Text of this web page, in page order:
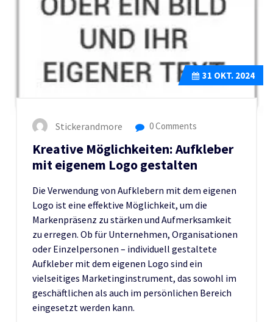
31 OKT. 2024
Stickerandmore 0 Comments
Kreative Möglichkeiten: Aufkleber
mit eigenem Logo gestalten
Die Verwendung von Aufklebern mit dem eigenen
Logo ist eine effektive Möglichkeit, um die
Markenpräsenz zu stärken und Aufmerksamkeit
zu erregen. Ob für Unternehmen, Organisationen
oder Einzelpersonen – individuell gestaltete
Aufkleber mit dem eigenen Logo sind ein
vielseitiges Marketinginstrument, das sowohl im
geschäftlichen als auch im persönlichen Bereich
eingesetzt werden kann.